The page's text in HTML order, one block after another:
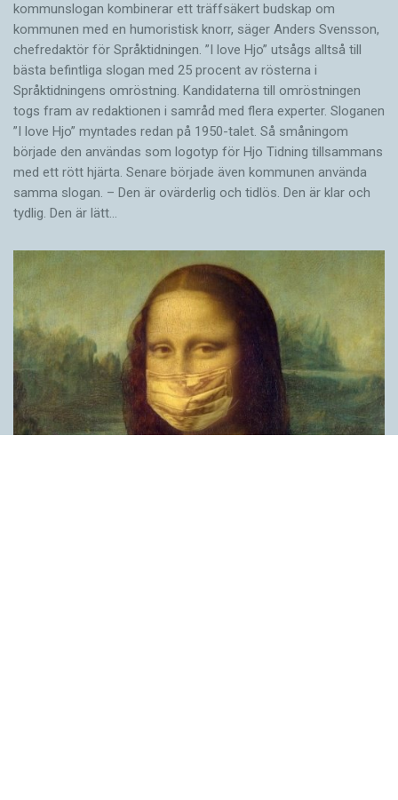
kommunslogan kombinerar ett träffsäkert budskap om
kommunen med en humoristisk knorr, säger Anders Svensson,
chefredaktör för Språktidningen. ”I love Hjo” utsågs alltså till
bästa befintliga slogan med 25 procent av rösterna i
Språktidningens omröstning. Kandidaterna till omröstningen
togs fram av redaktionen i samråd med flera experter. Sloganen
”I love Hjo” myntades redan på 1950-talet. Så småningom
började den användas som logotyp för Hjo Tidning tillsammans
med ett rött hjärta. Senare började även kommunen använda
samma slogan. – Den är ovärderlig och tidlös. Den är klar och
tydlig. Den är lätt…